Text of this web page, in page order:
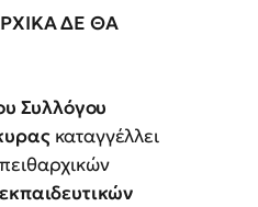
ΔΕ ΘΑ
Συλλόγου
καταγγέλλει